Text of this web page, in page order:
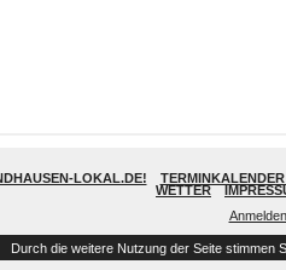
LOKAL.DE!
TERMINKALENDER
WETTER
Anmelden
Durch die weitere Nutzung der Seite stimmen